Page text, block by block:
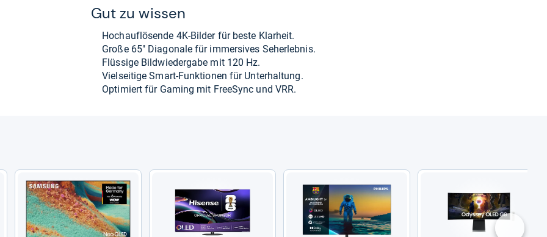
Gut zu wis­sen
Hoch­auf­lö­sende 4K-​Bil­der für beste Klar­heit.
Große 65" Dia­go­nale für immer­si­ves Seher­leb­nis.
Flüs­sige Bild­wie­der­gabe mit 120 Hz.
Viel­sei­tige Smart-​Funk­tio­nen für Unter­hal­tung.
Opti­miert für Gaming mit Free­Sync und VRR.
nächste